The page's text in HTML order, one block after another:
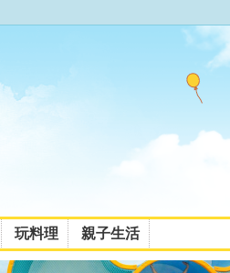
玩料理 親子生活